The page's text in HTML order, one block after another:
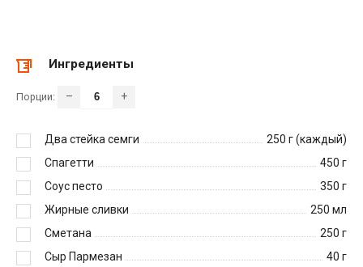
Ингредиенты
Порции: – +
Два стейка семги 250 г (каждый)
Спагетти
450 г
Соус песто
350 г
Жирные сливки
250 мл
Сметана
250 г
Сыр Пармезан
40 г